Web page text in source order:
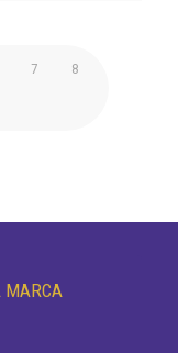
7 8
MARCA